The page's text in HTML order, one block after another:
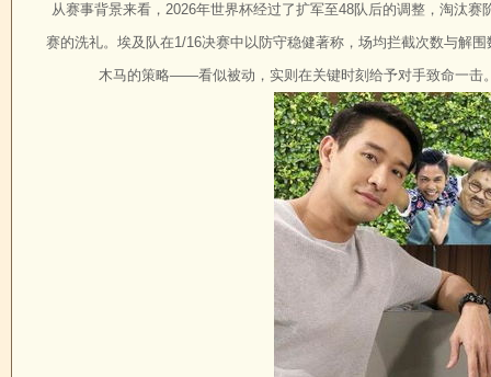
从赛事背景来看，2026年世界杯经过了扩军至48队后的调整，淘汰
赛的洗礼。埃及队在1/16决赛中以防守稳健著称，场均拦截次数与解
木马的策略——看似被动，实则在关键时刻给予对手致命一击